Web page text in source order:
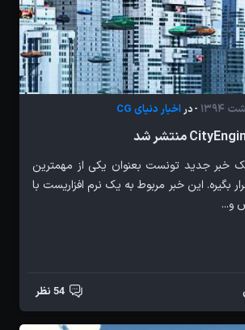
- دراخبار دنیای CG
خبر جدید تونست بعنوان یکی از مهمترین
بگیره. این خبر مربوط به یک نرم افزاریست با
و...
54 نظر